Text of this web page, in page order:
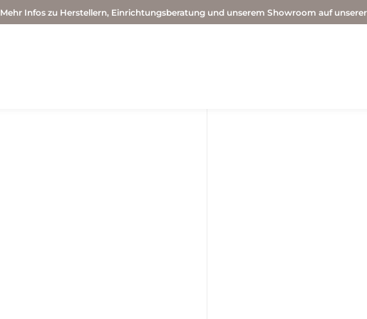
Mehr Infos zu Herstellern, Einrichtungsberatung und unserem Showroom auf